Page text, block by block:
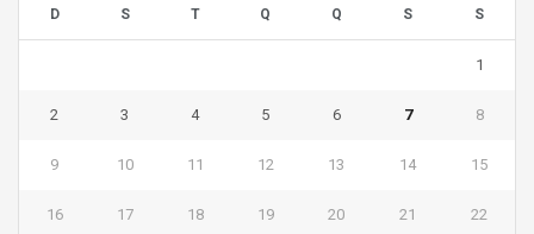
D S T Q Q S S
1
2 3 4 5 6 7 8
9 10 11 12 13 14 15
16 17 18 19 20 21 22